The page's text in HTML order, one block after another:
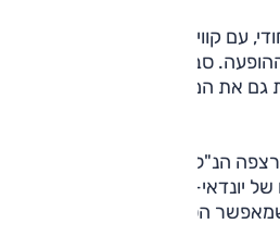
עם קווים מזוותים ויחידות תאורה
סביבת הנהג, בהתאם,
את המרכיב העיצובי, גם את זה
הנ"ל, המשרתת את כל
של יונדאי-קיה-ג'נסיס, הוא מתח